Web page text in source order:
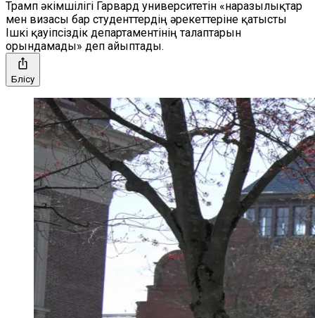
Трамп әкімшілігі Гарвард университетін «наразылықтар
мен визасы бар студенттердің әрекеттеріне қатысты
Ішкі қауіпсіздік департаментінің талаптарын
орындамады» деп айыптады.
Бөлісу